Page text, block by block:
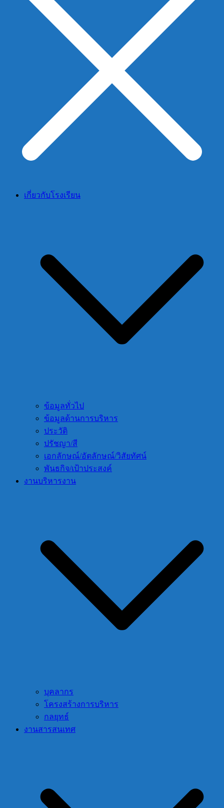
เกี่ยวกับโรงเรียน
ข้อมูลทั่วไป
ข้อมูลด้านการบริหาร
ประวัติ
ปรัชญา/สี
เอกลักษณ์/อัตลักษณ์/วิสัยทัศน์
พันธกิจ/เป้าประสงค์
งานบริหารงาน
บุคลากร
โครงสร้างการบริหาร
กลยุทธ์
งานสารสนเทศ